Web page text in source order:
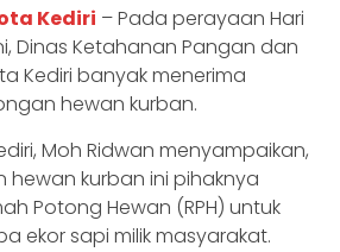
Kediri – Pada perayaan Hari
Dinas Ketahanan Pangan dan
Kediri banyak menerima
hewan kurban.
Moh Ridwan menyampaikan,
kurban ini pihaknya
Potong Hewan (RPH) untuk
ekor sapi milik masyarakat.